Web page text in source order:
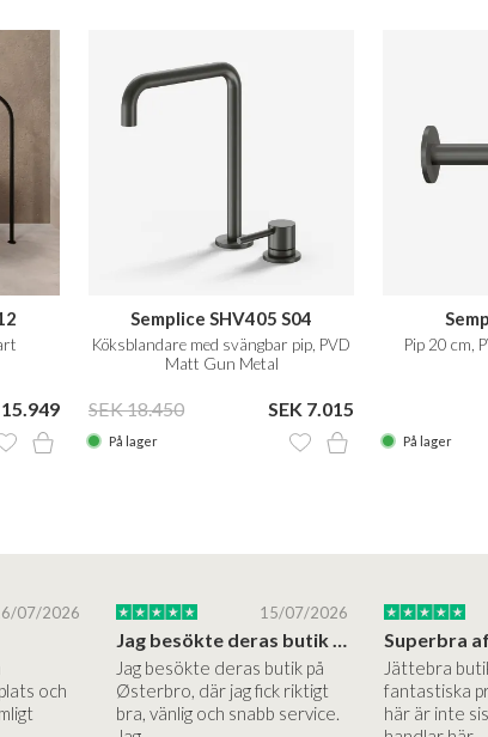
Semplice SHV405 S04
Köksblandare med svängbar pip, PVD
Matt Gun Metal
SEK 18.450 SEK 7.015
På lager
Pip 20 cm,
På lager
07/2026
och
15/07/2026
Jag besökte deras butik på
Østerbro, där jag fick riktigt
bra, vänlig och snabb service.
Jättebra
fantastiska
här är inte